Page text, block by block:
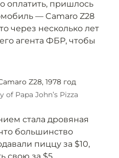
оплатить, пришлось
— Camaro Z28
через несколько лет
агента ФБР, чтобы
Z28, 1978 год
of Papa John’s Pizza
стала дровяная
большинство
пиццу за $10,